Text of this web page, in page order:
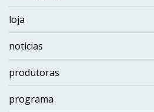
loja
noticias
produtoras
programa